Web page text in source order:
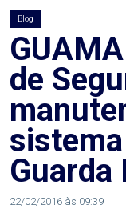
ALEGRIA
ALRN
Blog
de
Guarda
22/02/2016 às 09:39